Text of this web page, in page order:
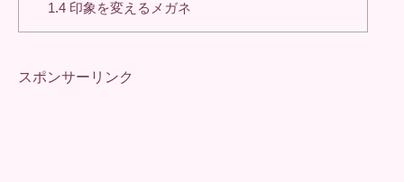
1.4 印象を変えるメガネ
スポンサーリンク